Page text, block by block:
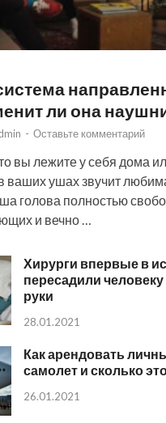
ли она
- Оставьте комментарий
вы лежите у себя дома
ваших ушах звучит
голова полностью
и вечно …
Хирурги впервые в
пересадили
руки
28.01.2021
Как арендовать
самолет и сколько
26.01.2021